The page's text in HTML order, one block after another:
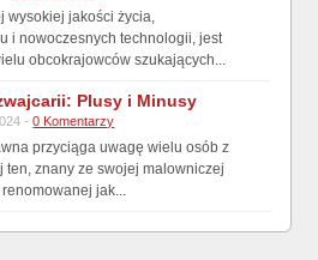
wysokiej jakości życia,
i nowoczesnych technologii, jest
obcokrajowców szukających...
Plusy i Minusy
-0 Komentarzy
przyciąga uwagę wielu osób z
ten, znany ze swojej malowniczej
jak...